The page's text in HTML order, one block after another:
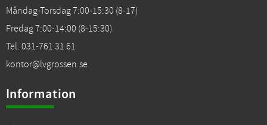
Måndag-Torsdag 7:00-15:30 (8-17)
Fredag 7:00-14:00 (8-15:30)
Tel. 031-761 31 61
kontor@lvgrossen.se
Information